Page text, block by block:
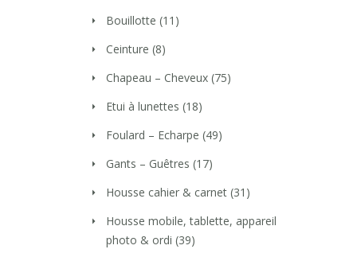
Bouillotte (11)
Ceinture (8)
Chapeau – Cheveux (75)
Etui à lunettes (18)
Foulard – Echarpe (49)
Gants – Guêtres (17)
Housse cahier & carnet (31)
Housse mobile, tablette, appareil
photo & ordi (39)